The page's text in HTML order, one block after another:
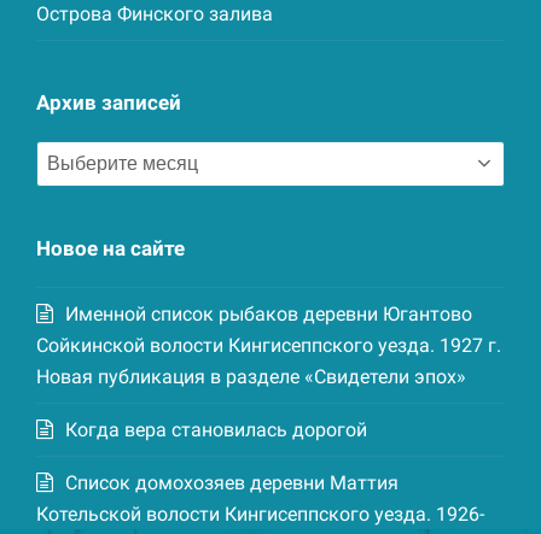
Острова Финского залива
Архив записей
Архив
записей
Новое на сайте
Именной список рыбаков деревни Югантово
Сойкинской волости Кингисеппского уезда. 1927 г.
Новая публикация в разделе «Свидетели эпох»
Когда вера становилась дорогой
Список домохозяев деревни Маттия
Котельской волости Кингисеппского уезда. 1926-